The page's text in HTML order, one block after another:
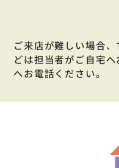
ご来店が難しい場合
どは担当者がご自宅
へお電話ください。